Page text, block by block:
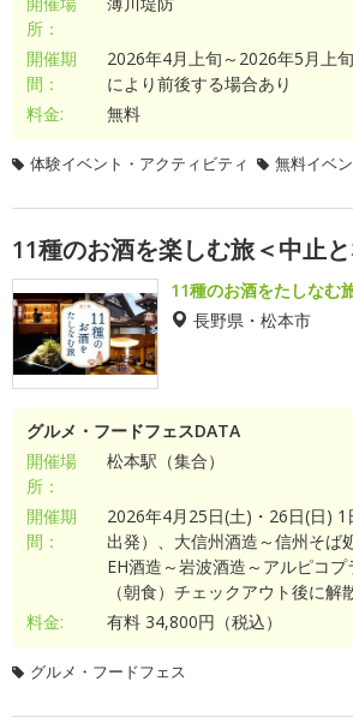
所：
開催期
間：
2026年4月上旬～2026年5月上
により前後する場合あり
料金:
無料
体験イベント・アクティビティ 無料イベ
11種のお酒を楽しむ旅＜中止
11種のお酒をたしなむ
長野県・松本市
グルメ・フードフェスDATA
開催場
所：
松本駅（集合）
開催期
間：
2026年4月25日(土)・26日(日) 1
出発）、大信州酒造～信州そば
EH酒造～岩波酒造～アルピコ
（朝食）チェックアウト後に解
料金:
有料 34,800円（税込）
グルメ・フードフェス